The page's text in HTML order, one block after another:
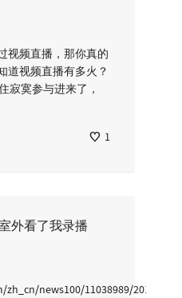
视频直播，那你真的
道视频直播有多火？
寂寞参与进来了，
1
外看了我录播
news100/11038989/20100